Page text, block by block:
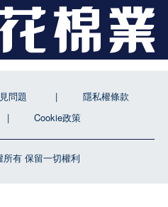
所有 保留一切權利
問題
隱私權條款
Cookie政策